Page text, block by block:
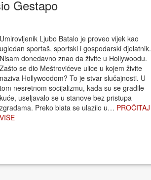
Gestapo
Umirovljenik Ljubo Batalo je proveo vijek kao
ugledan sportaš, sportski i gospodarski djelatnik.
Nisam donedavno znao da živite u Hollywoodu.
Zašto se dio Meštrovićeve ulice u kojem živite
naziva Hollywoodom? To je stvar slučajnosti. U
tom nesretnom socijalizmu, kada su se gradile
kuće, useljavalo se u stanove bez pristupa
zgradama. Preko blata se ulazilo u… PROČITAJ
VIŠE